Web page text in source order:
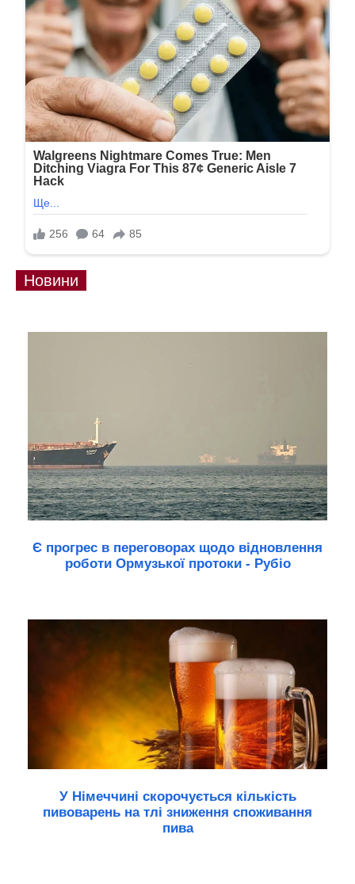
Новини
Є прогрес в переговорах щодо відновлення
роботи Ормузької протоки - Рубіо
У Німеччині скорочується кількість
пивоварень на тлі зниження споживання
пива